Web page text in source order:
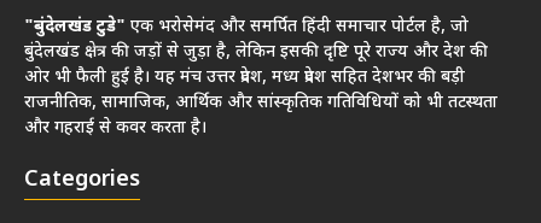
"बुंदेलखंड टुडे" एक भरोसेमंद और समर्पित हिंदी समाचार पोर्टल है, जो
बुंदेलखंड क्षेत्र की जड़ों से जुड़ा है, लेकिन इसकी दृष्टि पूरे राज्य और देश की
ओर भी फैली हुई है। यह मंच उत्तर प्रदेश, मध्य प्रदेश सहित देशभर की बड़ी
राजनीतिक, सामाजिक, आर्थिक और सांस्कृतिक गतिविधियों को भी तटस्थता
और गहराई से कवर करता है।
Categories